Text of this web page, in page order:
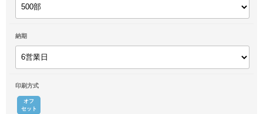
納期
印刷方式
オフ
セット